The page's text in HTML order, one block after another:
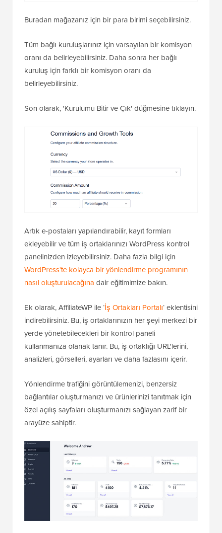
Buradan mağazanız için bir para birimi seçebilirsiniz.
Tüm bağlı kuruluşlarınız için varsayılan bir komisyon
oranı da belirleyebilirsiniz. Daha sonra her bağlı
kuruluş için farklı bir komisyon oranı da
belirleyebilirsiniz.
Son olarak, 'Kurulumu Bitir ve Çık' düğmesine tıklayın.
Artık e-postaları yapılandırabilir, kayıt formları
ekleyebilir ve tüm iş ortaklarınızı WordPress kontrol
panelinizden izleyebilirsiniz. Daha fazla bilgi için
WordPress'te kolayca bir yönlendirme programının
nasıl oluşturulacağına dair eğitimimize bakın.
Ek olarak, AffiliateWP ile ‘İş Ortakları Portalı‘ eklentisini
indirebilirsiniz. Bu, iş ortaklarınızın her şeyi merkezi bir
yerde yönetebilecekleri bir kontrol paneli
kullanmanıza olanak tanır. Bu, iş ortaklığı URL'lerini,
analizleri, görselleri, ayarları ve daha fazlasını içerir.
Yönlendirme trafiğini görüntülemenizi, benzersiz
bağlantılar oluşturmanızı ve ürünlerinizi tanıtmak için
özel açılış sayfaları oluşturmanızı sağlayan zarif bir
arayüze sahiptir.